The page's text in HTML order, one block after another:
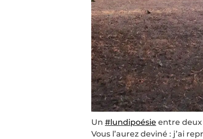
Un #lundipoésie entre deux
Vous l’aurez deviné : j’ai